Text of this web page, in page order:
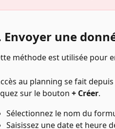
Envoyer une
méthode est utilisée pour
au planning se fait
sur le bouton + Créer.
Sélectionnez le nom du
Saisissez une date et heure